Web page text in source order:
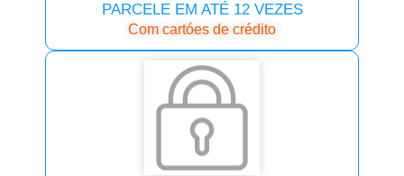
PARCELE EM ATÉ 12 VEZES
Com cartóes de crédito